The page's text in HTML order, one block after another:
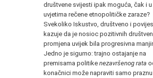
društvene svijesti ipak moguća, čak i u
uvjetima rečene etnopolitičke zaraze?
Svekoliko Iskustvo, društveno i
kazuje da je nosioc pozitivnih
promjena uvijek bila progresivna
Jedno je sigurno: trajno ostajanje na
premisama politike nezavršenog rata
konačnici može napraviti samo praznu